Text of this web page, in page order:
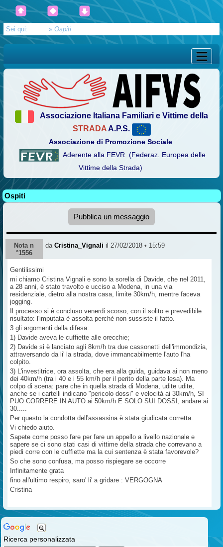
Sei qui: » Ospiti
Associazione Italiana Familiari e Vittime della
STRADAA.P.S.
Associazione di Promozione Sociale
Aderente alla FEVR (Federaz. Europea delle
Vittime della Strada)
Ricerca personalizzata
Ospiti
Pubblica un messaggio
Nota n
°1556
da Cristina_Vignali il 27/02/2018 • 15:59
Gentilissimi
mi chiamo Cristina Vignali e sono la sorella di Davide, che nel 2011,
a 28 anni, è stato travolto e ucciso a Modena, in una via
residenziale, dietro alla nostra casa, limite 30km/h, mentre faceva
jogging.
Il processo si è concluso venerdi scorso, con il solito e prevedibile
risultato: l'imputata è assolta perché non sussiste il fatto.
3 gli argomenti della difesa:
1) Davide aveva le cuffiette alle orecchie;
2) Davide si è lanciato agli 8km/h tra due cassonetti dell'immondizia,
attraversando da li' la strada, dove immancabilmente l'auto l'ha
colpito.
3) L'investitrice, ora assolta, che era alla guida, guidava ai non meno
dei 40km/h (tra i 40 e i 55 km/h per il perito della parte lesa). Ma
colpo di scena: pare che in quella strada di Modena, udite udite,
anche se i cartelli indicano "pericolo dossi" e velocità ai 30km/h, SI
PUO CORRERE IN AUTO ai 50km/h E SOLO SUI DOSSI, andare ai
30.....
Per questo la condotta dell'assassina è stata giudicata corretta.
Vi chiedo aiuto.
Sapete come posso fare per fare un appello a livello nazionale e
sapere se ci sono stati casi di vittime della strada che correvano a
piedi corre con le cuffiette ma la cui sentenza è stata favorevole?
So che sono confusa, ma posso rispiegare se occorre
Infinitamente grata
fino all'ultimo respiro, saro' li' a gridare : VERGOGNA
Cristina